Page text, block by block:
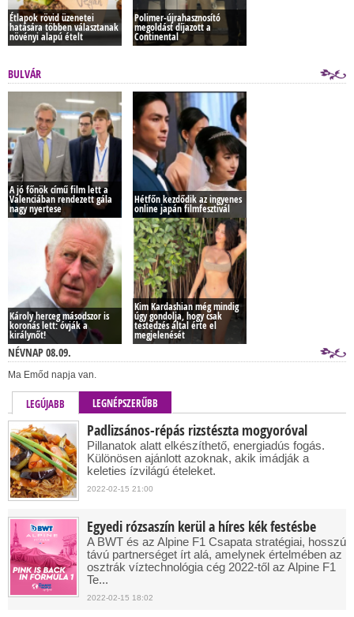
Étlapok rövid üzenetei
hatására többen választanak
növényi alapú ételt
Polimer-újrahasznosító
megoldást díjazott a
Continental
BULVÁR
A jó főnök című film lett a
Valenciában rendezett gála
nagy nyertese
Hétfőn kezdődik az ingyenes
online japán filmfesztivál
Károly herceg másodszor is
koronás lett: óvják a
királynőt!
Kim Kardashian még mindig
úgy gondolja, hogy csak
testedzés által érte el
megjelenését
NÉVNAP 08.09.
Ma Emőd napja van.
LEGÚJABB LEGNÉPSZERŰBB
Padlizsános-répás rizstészta mogyoróval
Pillanatok alatt elkészíthető, energiadús fogás.
Különösen ajánlott azoknak, akik imádják a
keleties ízvilágú ételeket.
2022-02-15 21:00
Egyedi rózsaszín kerül a híres kék festésbe
A BWT és az Alpine F1 Csapata stratégiai, hosszú
távú partnerséget írt alá, amelynek értelmében az
osztrák víztechnológia cég 2022-től az Alpine F1
Te...
2022-02-15 18:02